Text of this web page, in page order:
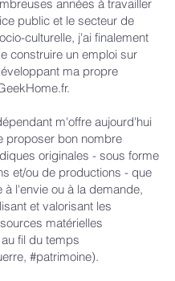
années à travailler
public et le secteur de
culturelle, j'ai finalement
construire un emploi sur
ma propre
m'offre aujourd'hui
proposer bon nombre
originales - sous forme
et/ou de productions - que
à l'envie ou à la demande,
et valorisant les
matérielles
fil du temps
#patrimoine).